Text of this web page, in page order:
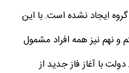
ایجاد نشده است. با این
نهم نیز همه افراد مشمول
با آغاز فاز جدید از